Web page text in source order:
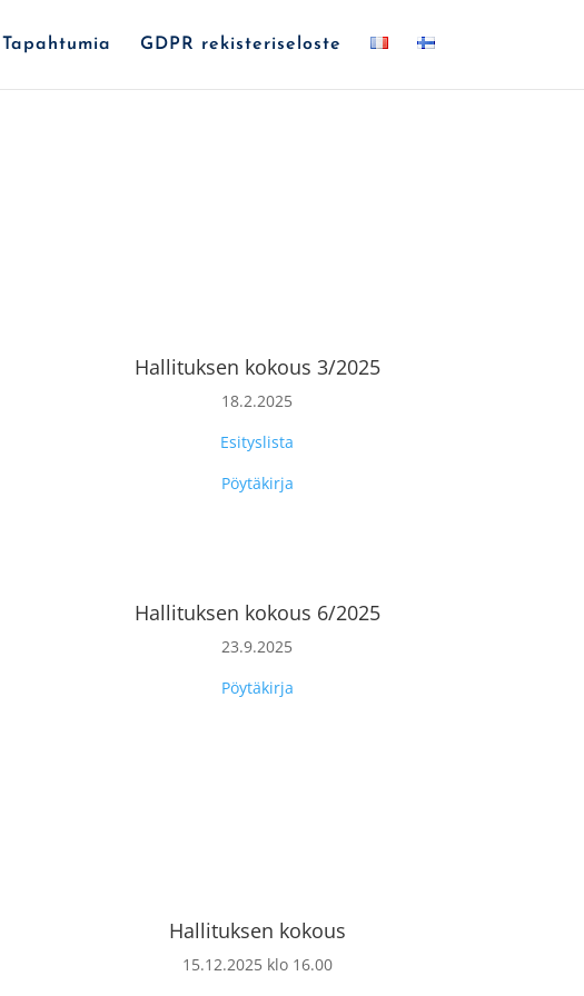
Tapahtumia GDPR rekisteriseloste
Hallituksen kokous 3/2025
18.2.2025
Esityslista
Pöytäkirja
Hallituksen kokous 6/2025
23.9.2025
Pöytäkirja
Hallituksen kokous
15.12.2025 klo 16.00